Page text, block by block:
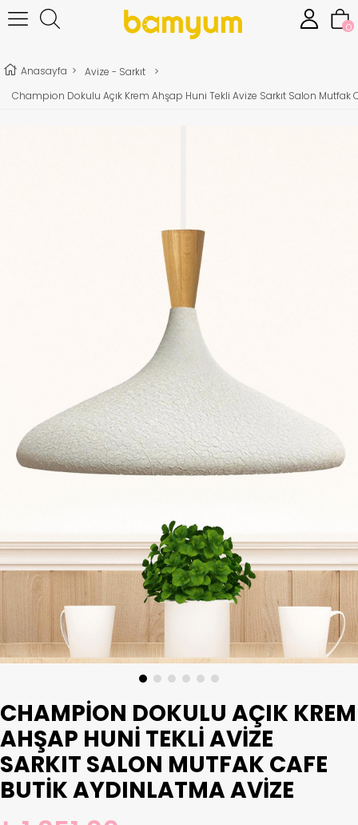
0
Anasayfa > Avize - Sarkıt
>
Champion Dokulu Açık Krem Ahşap Huni Tekli Avize Sarkıt Salon Mutfak
CHAMPION DOKULU AÇIK KREM
AHŞAP HUNI TEKLI AVIZE
SARKIT SALON MUTFAK CAFE
BUTIK AYDINLATMA AVIZE